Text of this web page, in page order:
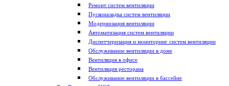
Ремонт систем вентиляции
Пусконаладка систем вентиляции
Модернизация вентиляции
Автоматизация систем вентиляции
Диспетчеризация и мониторинг систем вентиляции
Обслуживание вентиляции в доме
Вентиляция в офисе
Вентиляция ресторана
Обслуживание вентиляции в бассейне